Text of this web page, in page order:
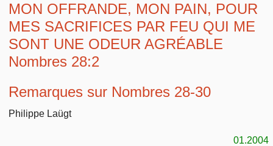
Quoi de neuf sur Bibliquest
Sujets d'actualité
Lisez la Bible
Écoutez la Bible
Au sujet de la Bible
Tous les sujets
Dieu
La Bible
Commentaires
Études et commentaires par passage
En bref
MON OFFRANDE, MON PAIN, POUR
MES SACRIFICES PAR FEU QUI ME
SONT UNE ODEUR AGRÉABLE
Nombres 28:2
Remarques sur Nombres 28-30
Philippe Laügt
01.2004